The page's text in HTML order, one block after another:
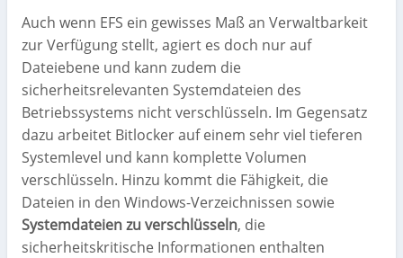
Auch wenn EFS ein gewisses Maß an Verwaltbarkeit
zur Verfügung stellt, agiert es doch nur auf
Dateiebene und kann zudem die
sicherheitsrelevanten Systemdateien des
Betriebssystems nicht verschlüsseln. Im Gegensatz
dazu arbeitet Bitlocker auf einem sehr viel tieferen
Systemlevel und kann komplette Volumen
verschlüsseln. Hinzu kommt die Fähigkeit, die
Dateien in den Windows-Verzeichnissen sowie
Systemdateien zu verschlüsseln, die
sicherheitskritische Informationen enthalten